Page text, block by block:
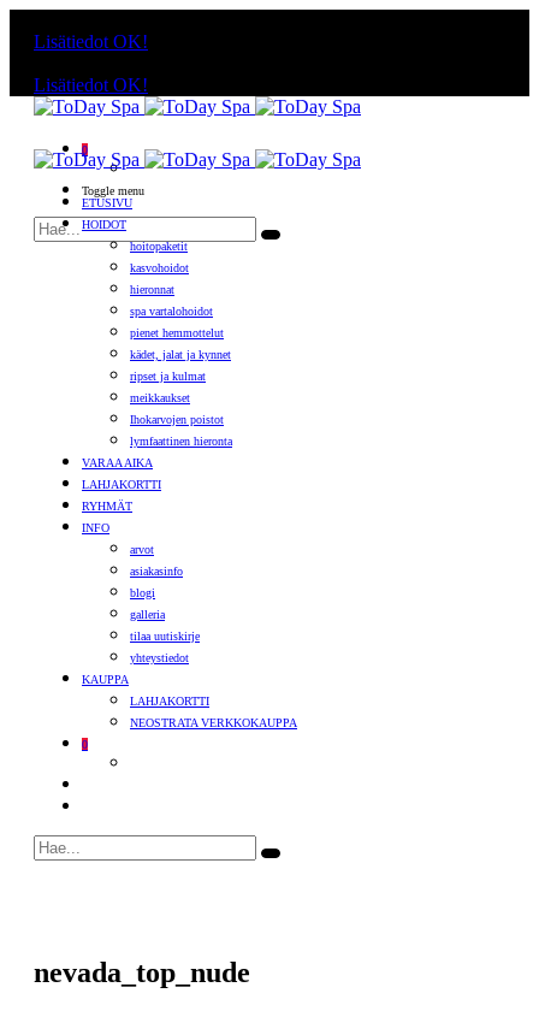
Lisätiedot OK!
Lisätiedot OK!
0
Toggle menu
ETUSIVU
HOIDOT
hoitopaketit
kasvohoidot
hieronnat
spa vartalohoidot
pienet hemmottelut
kädet, jalat ja kynnet
ripset ja kulmat
meikkaukset
Ihokarvojen poistot
lymfaattinen hieronta
VARAA AIKA
LAHJAKORTTI
RYHMÄT
INFO
arvot
asiakasinfo
blogi
galleria
tilaa uutiskirje
yhteystiedot
KAUPPA
LAHJAKORTTI
NEOSTRATA VERKKOKAUPPA
0
nevada_top_nude